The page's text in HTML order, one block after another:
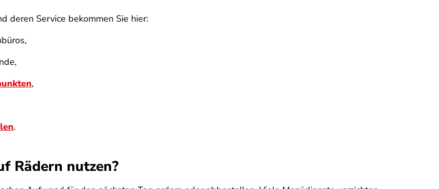
deren Service bekommen Sie hier:
,
.
Rädern nutzen?